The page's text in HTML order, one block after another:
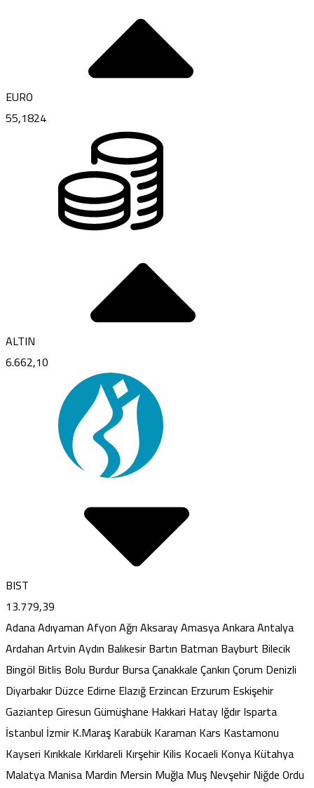
EURO
55,1824
ALTIN
6.662,10
BIST
13.779,39
AdanaAdıyamanAfyonAğrıAksarayAmasyaAnkaraAntalya
ArdahanArtvinAydın BalıkesirBartın Batman Bayburt Bilecik
Bingöl Bitlis Bolu BurdurBursaÇanakkaleÇankırıÇorum Denizli
DiyarbakırDüzce Edirne ElazığErzincan Erzurum Eskişehir
GaziantepGiresunGümüşhane Hakkari HatayIğdırIsparta
İstanbul İzmirK.MaraşKarabükKaraman Kars Kastamonu
Kayseri Kırıkkale Kırklareli KırşehirKilis Kocaeli KonyaKütahya
MalatyaManisaMardin Mersin MuğlaMuşNevşehirNiğdeOrdu